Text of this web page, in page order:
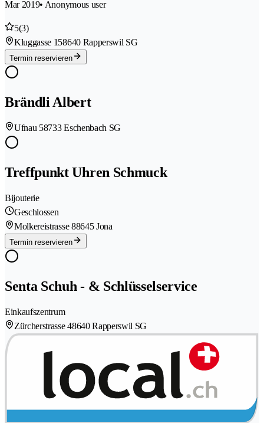
Mar 2019• Anonymous user
5(3)
Kluggasse 158640 Rapperswil SG
Termin reservieren
Brändli Albert
Ufnau 58733 Eschenbach SG
Treffpunkt Uhren Schmuck
Bijouterie
Geschlossen
Molkereistrasse 88645 Jona
Termin reservieren
Senta Schuh - & Schlüsselservice
Einkaufszentrum
Zürcherstrasse 48640 Rapperswil SG